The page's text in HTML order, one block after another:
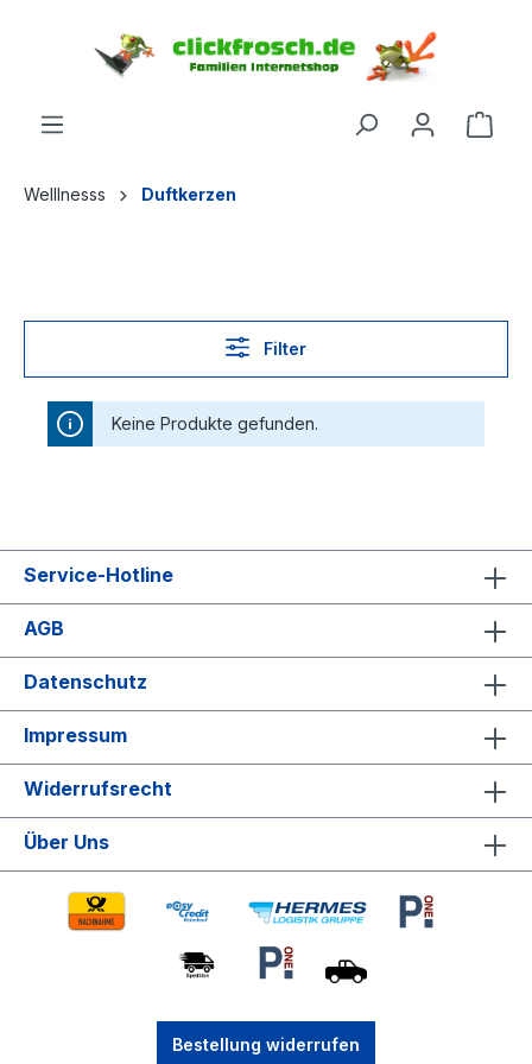
Welllnesss Duftkerzen
Filter
Keine Produkte gefunden.
Service-Hotline
AGB
Datenschutz
Impressum
Widerrufsrecht
Über Uns
Bestellung widerrufen